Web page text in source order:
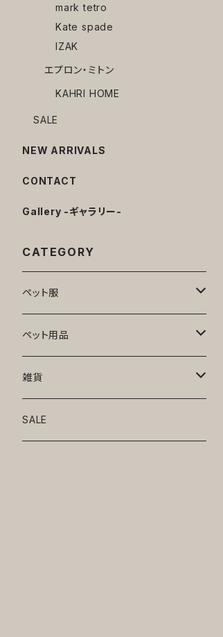
mark tetro
Kate spade
IZAK
エプロン・ミトン
KAHRI HOME
SALE
NEW ARRIVALS
CONTACT
Gallery -ギャラリー-
CATEGORY
ペット服
トップス
ニット
アロハ
ボトムス
ワンピース
ペット用品
ベッド
リード・首輪
雑貨
アート
SALE